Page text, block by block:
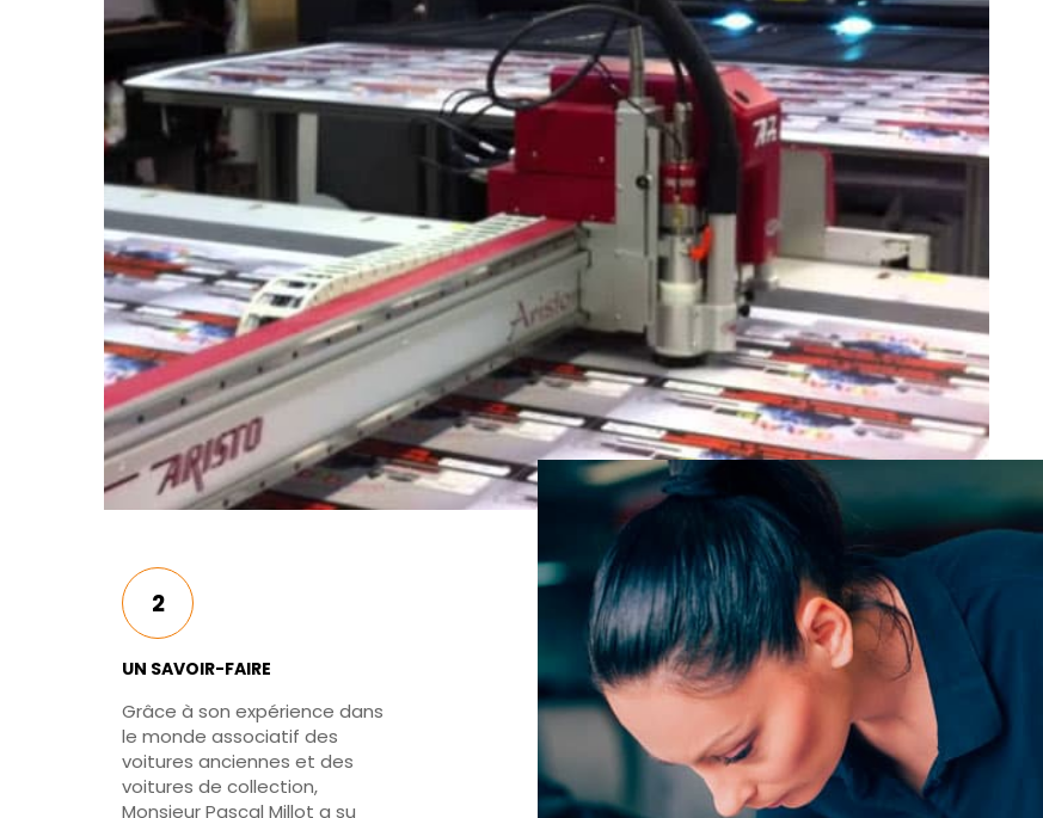
2
UN SAVOIR-FAIRE
Grâce à son expérience dans
le monde associatif des
voitures anciennes et des
voitures de collection,
Monsieur Pascal Millot a su